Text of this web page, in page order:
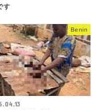
Benin